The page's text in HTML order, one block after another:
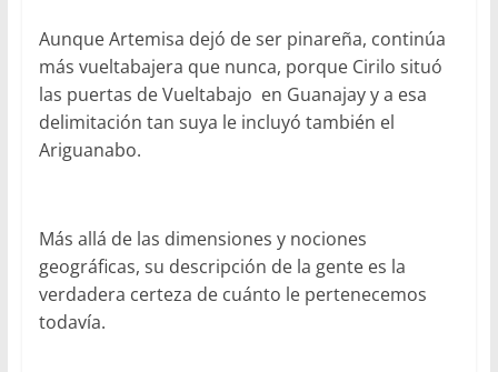
Aunque Artemisa dejó de ser pinareña, continúa
más vueltabajera que nunca, porque Cirilo situó
las puertas de Vueltabajo en Guanajay y a esa
delimitación tan suya le incluyó también el
Ariguanabo.
Más allá de las dimensiones y nociones
geográficas, su descripción de la gente es la
verdadera certeza de cuánto le pertenecemos
todavía.